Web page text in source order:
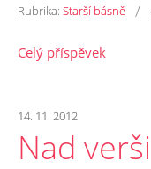
Rubrika: Starší básně /
Celý příspěvek
14. 11. 2012
Nad verši